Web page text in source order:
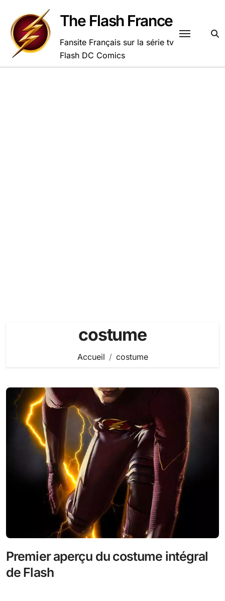
contenu
The Flash France
Fansite Français sur la série tv
Flash DC Comics
costume
Accueil costume
Premier aperçu du costume intégral
de Flash